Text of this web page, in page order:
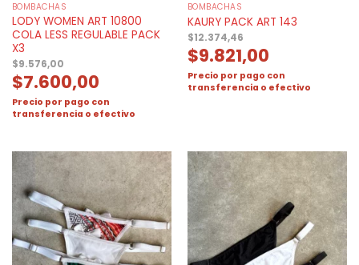
BOMBACHAS
LODY WOMEN ART 10800
COLA LESS REGULABLE PACK
X3
$9.576,00
$7.600,00
Precio por pago con
transferencia o efectivo
BOMBACHAS
KAURY PACK ART 143
$12.374,46
$9.821,00
Precio por pago con
transferencia o efectivo